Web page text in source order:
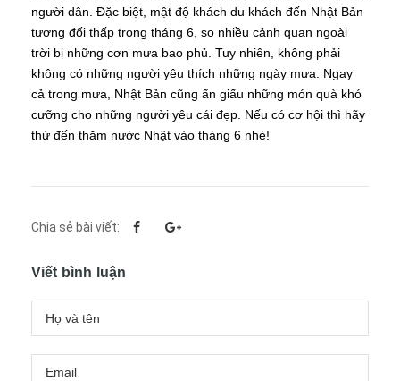
người dân. Đặc biệt, mật độ khách du khách đến Nhật Bản
tương đối thấp trong tháng 6, so nhiều cảnh quan ngoài
trời bị những cơn mưa bao phủ. Tuy nhiên, không phải
không có những người yêu thích những ngày mưa. Ngay
cả trong mưa, Nhật Bản cũng ẩn giấu những món quà khó
cưỡng cho những người yêu cái đẹp. Nếu có cơ hội thì hãy
thử đến thăm nước Nhật vào tháng 6 nhé!
Chia sẻ bài viết:
Viết bình luận